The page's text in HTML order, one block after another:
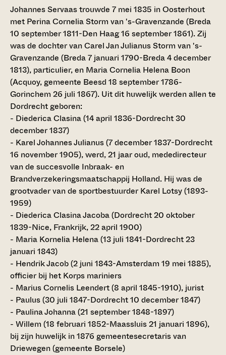
Johannes Servaas trouwde 7 mei 1835 in Oosterhout
met Perina Cornelia Storm van 's-Gravenzande (Breda
10 september 1811-Den Haag 16 september 1861). Zij
was de dochter van Carel Jan Julianus Storm van 's-
Gravenzande (Breda 7 januari 1790-Breda 4 december
1813), particulier, en Maria Cornelia Helena Boon
(Acquoy, gemeente Beesd 18 september 1786-
Gorinchem 26 juli 1867). Uit dit huwelijk werden allen te
Dordrecht geboren:
- Diederica Clasina (14 april 1836-Dordrecht 30
december 1837)
- Karel Johannes Julianus (7 december 1837-Dordrecht
16 november 1905), werd, 21 jaar oud, mededirecteur
van de succesvolle Inbraak- en
Brandverzekeringsmaatschappij Holland. Hij was de
grootvader van de sportbestuurder Karel Lotsy (1893-
1959)
- Diederica Clasina Jacoba (Dordrecht 20 oktober
1839-Nice, Frankrijk, 22 april 1900)
- Maria Kornelia Helena (13 juli 1841-Dordrecht 23
januari 1843)
- Hendrik Jacob (2 juni 1843-Amsterdam 19 mei 1885),
officier bij het Korps mariniers
- Marius Cornelis Leendert (8 april 1845-1910), jurist
- Paulus (30 juli 1847-Dordrecht 10 december 1847)
- Paulina Johanna (21 september 1848-1897)
- Willem (18 februari 1852-Maassluis 21 januari 1896),
bij zijn huwelijk in 1876 gemeentesecretaris van
Driewegen (gemeente Borsele)